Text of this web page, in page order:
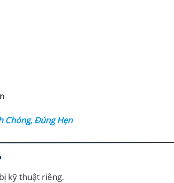
Chóng, Đúng Hẹn
kỹ thuật riêng.